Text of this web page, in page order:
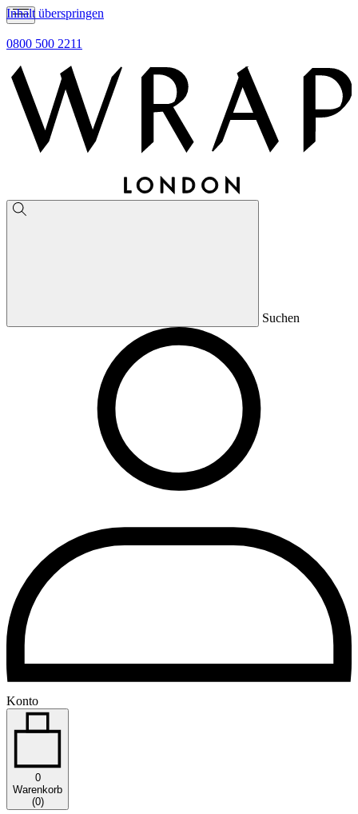
Inhalt überspringen
0800 500 2211
Suchen
Konto
0
Warenkorb
(0)